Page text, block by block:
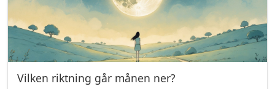
Vilken riktning går månen ner?